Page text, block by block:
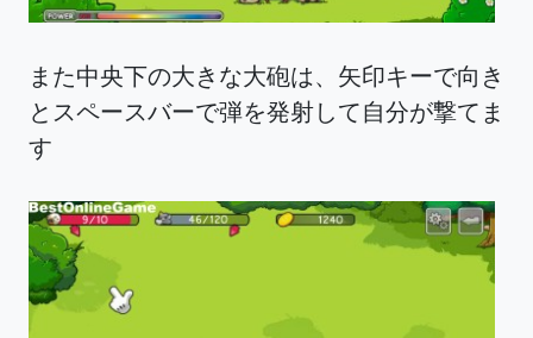
また中央下の大きな大砲は、矢印キーで向き
とスペースバーで弾を発射して自分が撃てま
す